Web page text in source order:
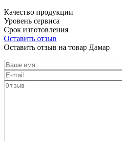
Качество продукции
Уровень сервиса
Срок изготовления
Оставить отзыв
Оставить отзыв на товар Дамар